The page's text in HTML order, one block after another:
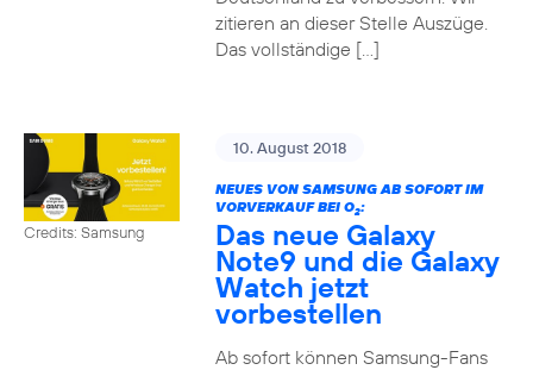
zitieren an dieser Stelle Auszüge.
Das vollständige […]
Credits: Samsung
10. August 2018
NEUES VON SAMSUNG AB SOFORT IM
VORVERKAUF BEI O2:
Das neue Galaxy
Note9 und die Galaxy
Watch jetzt
vorbestellen
Ab sofort können Samsung-Fans